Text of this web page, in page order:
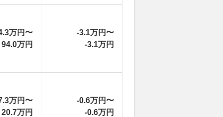
万円〜
94.0万円
-3.1万円〜
-3.1万円
万円〜
20.7万円
-0.6万円〜
-0.6万円